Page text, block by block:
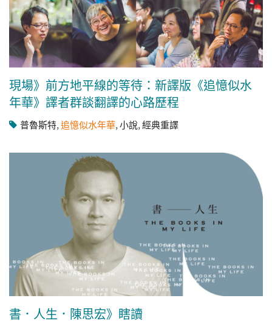
現場》前方地平線的等待：新譯版《追憶似水
年華》譯者群談翻譯的心路歷程
普魯斯特,追憶似水年華,小說,經典重譯
書．人生．陳思宏》瞎讀